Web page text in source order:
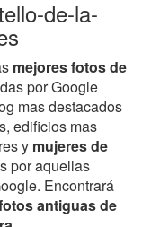
de-la-
mejores fotos de
por Google
mas destacados
edificios mas
y mujeres de
por aquellas
Encontrará
antiguas de